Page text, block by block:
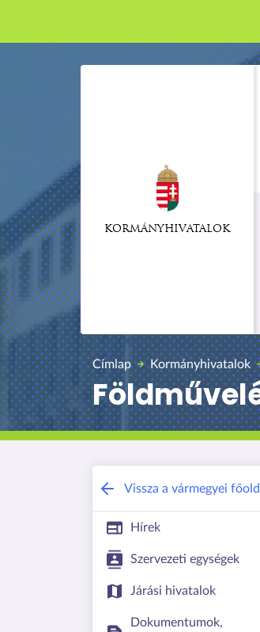
KORMÁNYHIVATALOK
Címlap Kormányhivatalok
Vissza a vármegyei
Hírek
Szervezeti egységek
Járási hivatalok
Dokumentumok,